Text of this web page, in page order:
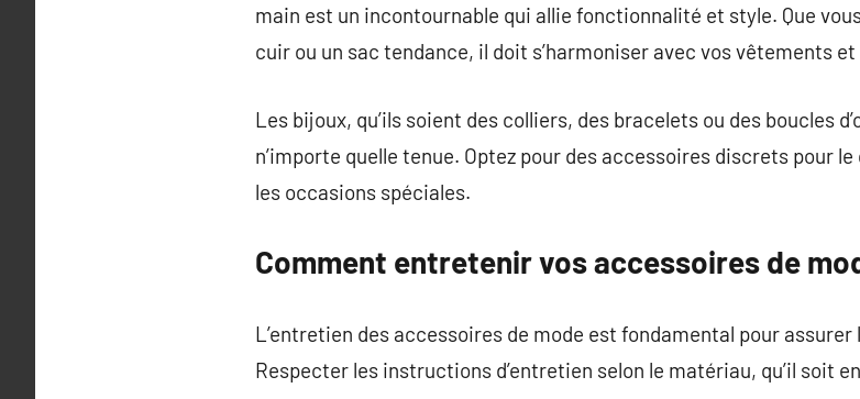
main est un incontournable qui allie fonctionnalité et style. Que
cuir ou un sac tendance, il doit s’harmoniser avec vos vêtements
Les bijoux, qu’ils soient des colliers, des bracelets ou des boucles
n’importe quelle tenue. Optez pour des accessoires discrets pour
les occasions spéciales.
Comment entretenir vos accessoires de
L’entretien des accessoires de mode est fondamental pour
Respecter les instructions d’entretien selon le matériau, qu’il soit